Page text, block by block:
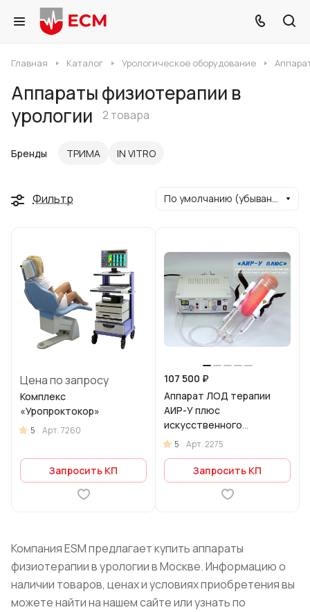
Главная Каталог Урологическое оборудование
Аппараты физиотерапии в
урологии
2 товара
Бренды ТРИМА IN VITRO
Фильтр По умолчанию (убывание)
Цена по запросу
Комплекс
«Уропроктокор»
5 Арт.7260
Запросить КП
107 500 ₽
Аппарат ЛОД терапии
АИР-У плюс
искусственного
разрежения
урологический с
фотостимуляцией
5 Арт.2275
Запросить КП
Компания ESM предлагает купить аппараты
физиотерапии в урологии в Москве. Информацию о
наличии товаров, ценах и условиях приобретения вы
можете найти на нашем сайте или узнать по